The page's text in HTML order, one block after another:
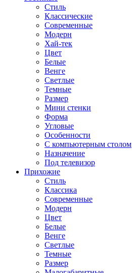
Стиль
Классические
Современные
Модерн
Хай-тек
Цвет
Белые
Венге
Светлые
Темные
Размер
Мини стенки
Форма
Угловые
Особенности
С компьютерным столом
Назначение
Под телевизор
Прихожие
Стиль
Классика
Современные
Модерн
Цвет
Белые
Венге
Светлые
Темные
Размер